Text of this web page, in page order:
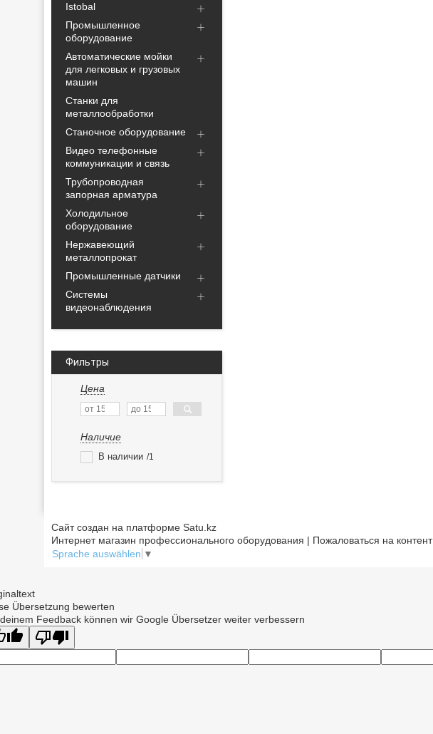
Istobal
Промышленное
оборудование
Автоматические мойки
для легковых и грузовых
машин
Станки для
металлообработки
Станочное оборудование
Видео телефонные
коммуникации и связь
Трубопроводная
запорная арматура
Холодильное
оборудование
Нержавеющий
металлопрокат
Промышленные датчики
Системы
видеонаблюдения
Фильтры
Цена
Наличие
В наличии 1
Сайт создан на платформе Satu.kz
Интернет магазин профессионального оборудования | Пожаловаться на контент
Sprache auswählen ▼
Übersetzung bewerten
Feedback können wir Google Übersetzer weiter verbessern